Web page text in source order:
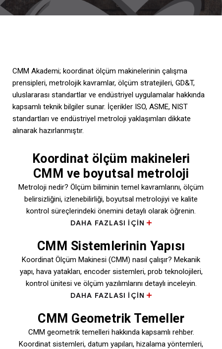
CMM Akademi; koordinat ölçüm makinelerinin çalışma
prensipleri, metrolojik kavramlar, ölçüm stratejileri, GD&T,
uluslararası standartlar ve endüstriyel uygulamalar hakkında
kapsamlı teknik bilgiler sunar. İçerikler ISO, ASME, NIST
standartları ve endüstriyel metroloji yaklaşımları dikkate
alınarak hazırlanmıştır.
Koordinat ölçüm makineleri
CMM ve boyutsal metroloji
Metroloji nedir? Ölçüm biliminin temel kavramlarını, ölçüm
belirsizliğini, izlenebilirliği, boyutsal metrolojiyi ve kalite
kontrol süreçlerindeki önemini detaylı olarak öğrenin.
DAHA FAZLASI IÇIN
CMM Sistemlerinin Yapısı
Koordinat Ölçüm Makinesi (CMM) nasıl çalışır? Mekanik
yapı, hava yatakları, encoder sistemleri, prob teknolojileri,
kontrol ünitesi ve ölçüm yazılımlarını detaylı inceleyin.
DAHA FAZLASI IÇIN
CMM Geometrik Temeller
CMM geometrik temelleri hakkında kapsamlı rehber.
Koordinat sistemleri, datum yapıları, hizalama yöntemleri,